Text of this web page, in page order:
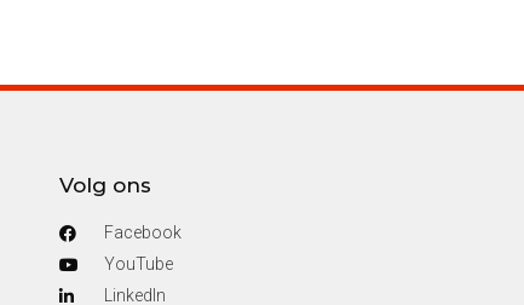
Volg ons
Facebook
YouTube
Linkedln